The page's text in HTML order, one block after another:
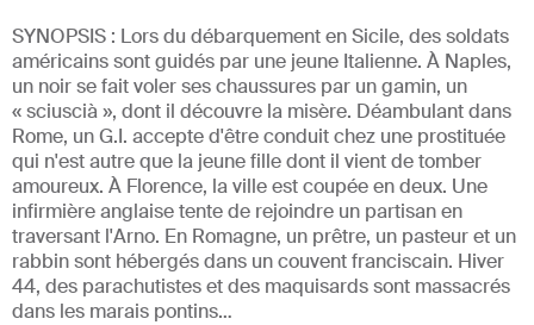
SYNOPSIS : Lors du débarquement en Sicile, des soldats
américains sont guidés par une jeune Italienne. À Naples,
un noir se fait voler ses chaussures par un gamin, un
« sciuscià », dont il découvre la misère. Déambulant dans
Rome, un G.I. accepte d'être conduit chez une prostituée
qui n'est autre que la jeune fille dont il vient de tomber
amoureux. À Florence, la ville est coupée en deux. Une
infirmière anglaise tente de rejoindre un partisan en
traversant l'Arno. En Romagne, un prêtre, un pasteur et un
rabbin sont hébergés dans un couvent franciscain. Hiver
44, des parachutistes et des maquisards sont massacrés
dans les marais pontins…